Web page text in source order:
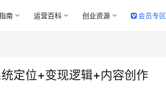
南 运营百科 创业资源 会员专区
定位+变现逻辑+内容创作